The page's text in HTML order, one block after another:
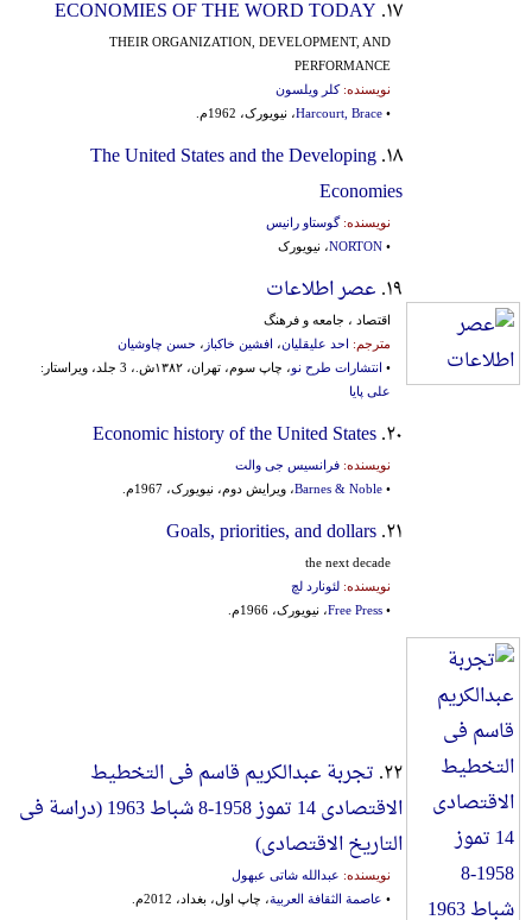
۱۷. ECONOMIES OF THE WORD TODAY
THEIR ORGANIZATION, DEVELOPMENT, AND
PERFORMANCE
نویسنده:کلر ویلسون
•
Harcourt, Brace، نیویورک، 1962م.
۱۸. The United States and the Developing
Economies
نویسنده:گوستاو رانیس
•
NORTON، نیویورک
۱۹. عصر اطلاعات
اقتصاد ، جامعه و فرهنگ
مترجم: احد علیقلیان، افشین خاکباز ، حسن چاوشیان
• انتشارات طرح نو، چاپ سوم، تهران، ۱۳۸۲ش.، 3 جلد، ویراستار:
علی پایا
۲۰. Economic history of the United States
نویسنده: فرانسیس جی والت
•
Barnes & Noble، ویرایش دوم، نیویورک، 1967م.
۲۱. Goals, priorities, and dollars
the next decade
نویسنده: لئونارد لچ
•
Free Press، نیویورک، 1966م.
۲۲. تجربة عبدالکریم قاسم فی التخطیط
الاقتصادی 14 تموز 1958-8 شباط 1963 (دراسة فی
التاریخ الاقتصادی)
نویسنده: عبدالله شاتی عبهول
• عاصمة الثقافة العربیة، چاپ اول، بغداد، 2012م.